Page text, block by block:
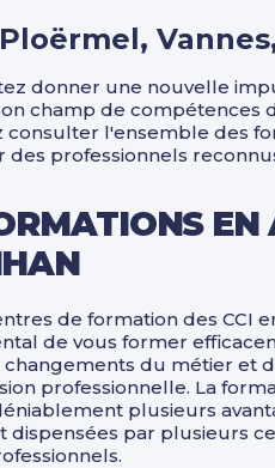
donner une nouvelle
champ de compétences
consulter l'ensemble des
des professionnels
de formation des CCI
de vous former
du métier et
professionnelle. La
plusieurs
dispensées par plusieurs